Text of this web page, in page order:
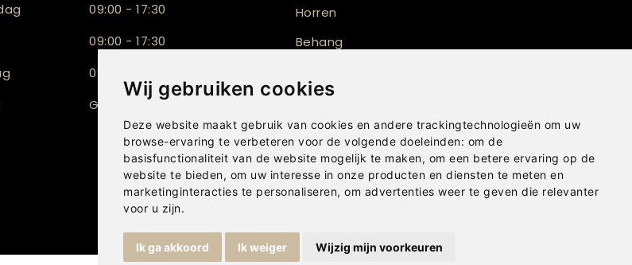
Wij gebruiken cookies
Deze website maakt gebruik van cookies en andere trackingtechnologieën om uw
browse-ervaring te verbeteren voor de volgende doeleinden: om de
basisfunctionaliteit van de website mogelijk te maken, om een betere ervaring op de
website te bieden, om uw interesse in onze producten en diensten te meten en
marketinginteracties te personaliseren, om advertenties weer te geven die relevanter
voor u zijn.
Ik ga akkoord Ik weiger Wijzig mijn voorkeuren
09:00 - 17:30
09:00 - 17:30
09:30 - 17:00
Gesloten
Horren
Behang
Shutters